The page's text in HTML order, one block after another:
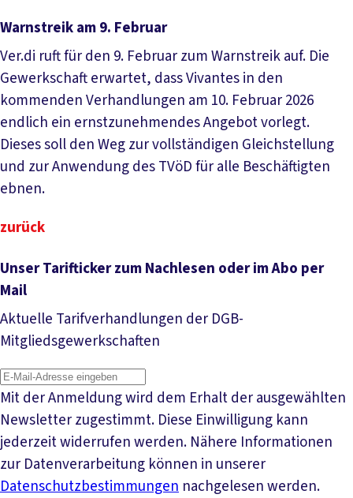
Warnstreik am 9. Februar
Ver.di ruft für den 9. Februar zum Warnstreik auf. Die
Gewerkschaft erwartet, dass Vivantes in den
kommenden Verhandlungen am 10. Februar 2026
endlich ein ernstzunehmendes Angebot vorlegt.
Dieses soll den Weg zur vollständigen Gleichstellung
und zur Anwendung des TVöD für alle Beschäftigten
ebnen.
zurück
Unser Tarifticker zum Nachlesen oder im Abo per
Mail
Aktuelle Tarifverhandlungen der DGB-
Mitgliedsgewerkschaften
Mit der Anmeldung wird dem Erhalt der ausgewählten
Newsletter zugestimmt. Diese Einwilligung kann
jederzeit widerrufen werden. Nähere Informationen
zur Datenverarbeitung können in unserer
Datenschutzbestimmungen nachgelesen werden.